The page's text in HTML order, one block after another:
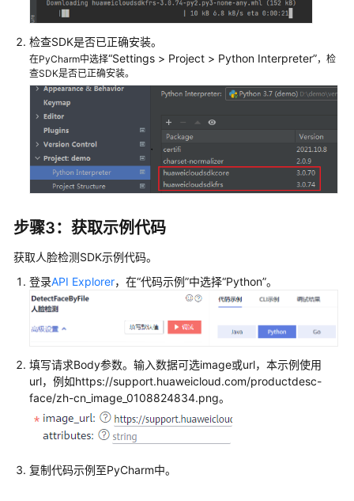
档
下
载
通
参
考
品
术
语
责
任
共
云
服
协
检查SDK是否已正确安装。
在PyCharm中选择“Settings > Project > Python Interpreter”，检
查SDK是否已正确安装。
步骤3：获取示例代码
获取人脸检测SDK示例代码。
登录API Explorer，在“代码示例”中选择“Python”。
填写请求Body参数。输入数据可选image或url，本示例使用
url，例如https://support.huaweicloud.com/productdesc-
face/zh-cn_image_0108824834.png。
复制代码示例至PyCharm中。